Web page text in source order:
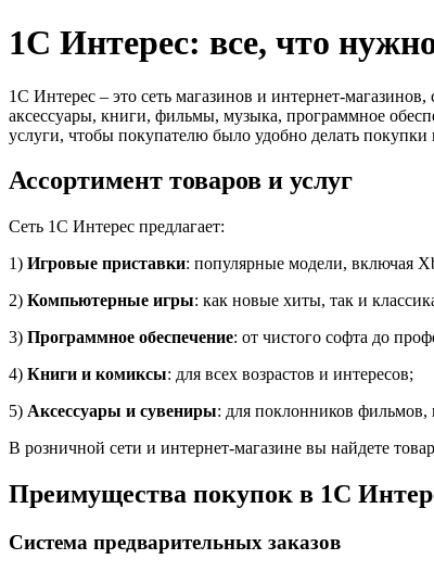
1C Интерес: все, что
1С Интерес – это сеть магазинов и интернет-
аксессуары, книги, фильмы, музыка, программное
услуги, чтобы покупателю было удобно делать
Ассортимент товаров и услуг
Сеть 1С Интерес предлагает:
1) Игровые приставки: популярные модели, включая
2) Компьютерные игры: как новые хиты, так и
3) Программное обеспечение: от чистого софта до
4) Книги и комиксы: для всех возрастов и интересов;
5) Аксессуары и сувениры: для поклонников фильмов,
В розничной сети и интернет-магазине вы найдете
Преимущества покупок в 1С
Система предварительных заказов